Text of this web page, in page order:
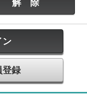
ン
登録